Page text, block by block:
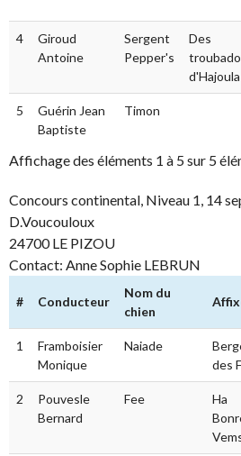
4
Giroud
Antoine
Sergent
Pepper's
Des
d'Hajoula
5
Guérin Jean
Baptiste
Timon
Affichage des éléments 1 à 5 sur 5
Concours continental, Niveau 1, 14
D.Voucouloux
24700 LE PIZOU
Contact: Anne Sophie LEBRUN
# Conducteur
Nom du
chien
1
Framboisier
Monique
Naiade
des
2
Pouvesle
Bernard
Fee
Ha